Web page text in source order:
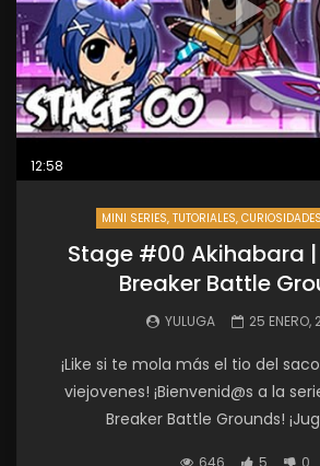
12:58
MINI SERIES, TUTORIALES,
Stage #00 Akihabara
Breaker Battle
YULUGA 25 ENERO,
¡Like si te mola más el tio del
viejovenes! ¡Bienvenid@s a la
Breaker Battle Grounds!